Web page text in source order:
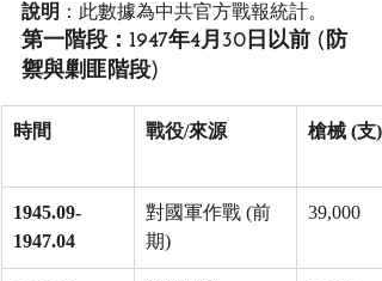
說明 ：此數據為中共官方戰報統計。
第一階段：1947年4月30日以前 (防
禦與剿匪階段)
時間 戰役/來源 槍械 (支)
1945.09-
1947.04
對國軍作戰 (前
期)
39,000